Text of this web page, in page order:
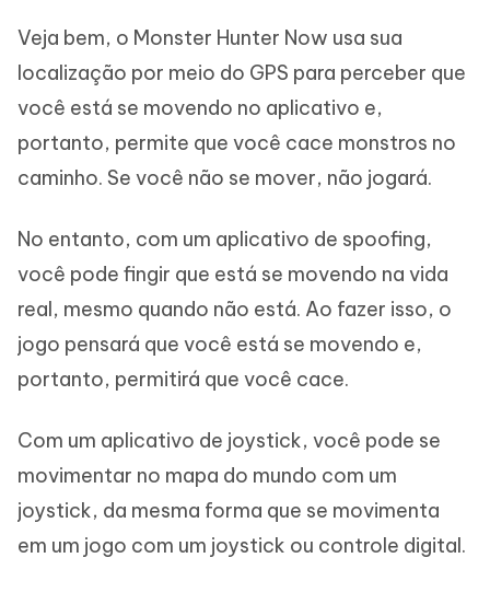
Veja bem, o Monster Hunter Now usa sua
localização por meio do GPS para perceber que
você está se movendo no aplicativo e,
portanto, permite que você cace monstros no
caminho. Se você não se mover, não jogará.
No entanto, com um aplicativo de spoofing,
você pode fingir que está se movendo na vida
real, mesmo quando não está. Ao fazer isso, o
jogo pensará que você está se movendo e,
portanto, permitirá que você cace.
Com um aplicativo de joystick, você pode se
movimentar no mapa do mundo com um
joystick, da mesma forma que se movimenta
em um jogo com um joystick ou controle digital.